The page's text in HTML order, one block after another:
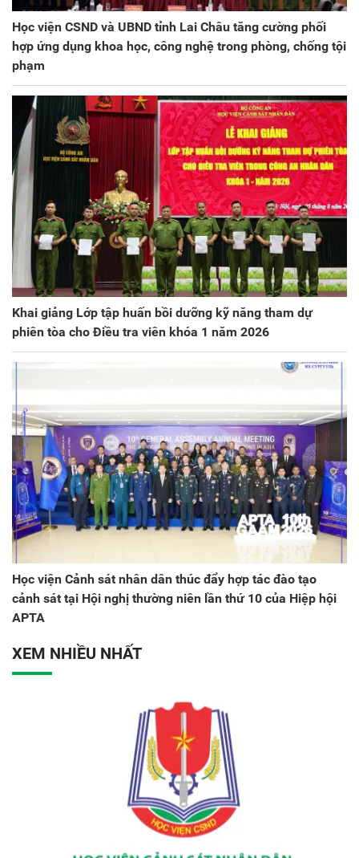
Học viện CSND và UBND tỉnh Lai Châu tăng cường phối
hợp ứng dụng khoa học, công nghệ trong phòng, chống tội
phạm
Khai giảng Lớp tập huấn bồi dưỡng kỹ năng tham dự
phiên tòa cho Điều tra viên khóa 1 năm 2026
Học viện Cảnh sát nhân dân thúc đẩy hợp tác đào tạo
cảnh sát tại Hội nghị thường niên lần thứ 10 của Hiệp hội
APTA
XEM NHIỀU NHẤT